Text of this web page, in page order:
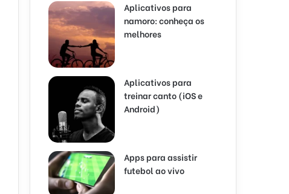
Aplicativos para
namoro: conheça os
melhores
Aplicativos para
treinar canto (iOS e
Android)
Apps para assistir
futebol ao vivo